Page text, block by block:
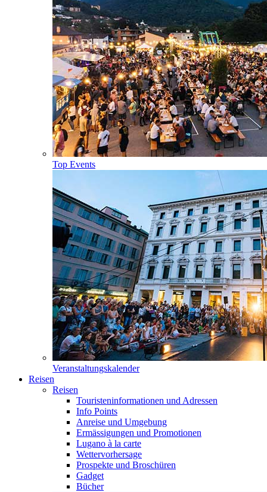
Top Events
Veranstaltungskalender
Reisen
Reisen
Touristeninformationen und Adressen
Info Points
Anreise und Umgebung
Ermässigungen und Promotionen
Lugano à la carte
Wettervorhersage
Prospekte und Broschüren
Gadget
Bücher